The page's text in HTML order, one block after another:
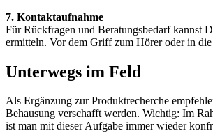
7. Kontaktaufnahme
Für Rückfragen und Beratungsbedarf kannst
ermitteln. Vor dem Griff zum Hörer oder in
Unterwegs im Feld
Als Ergänzung zur Produktrecherche
Behausung verschafft werden. Wichtig: Im
ist man mit dieser Aufgabe immer wieder